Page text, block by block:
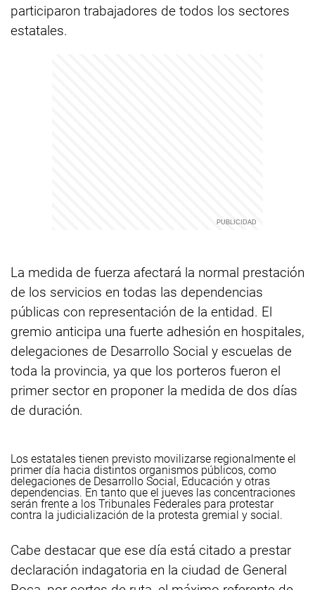
participaron trabajadores de todos los sectores
estatales.
La medida de fuerza afectará la normal prestación
de los servicios en todas las dependencias
públicas con representación de la entidad. El
gremio anticipa una fuerte adhesión en hospitales,
delegaciones de Desarrollo Social y escuelas de
toda la provincia, ya que los porteros fueron el
primer sector en proponer la medida de dos días
de duración.
Los estatales tienen previsto movilizarse regionalmente el
primer día hacia distintos organismos públicos, como
delegaciones de Desarrollo Social, Educación y otras
dependencias. En tanto que el jueves las concentraciones
serán frente a los Tribunales Federales para protestar
contra la judicialización de la protesta gremial y social.
Cabe destacar que ese día está citado a prestar
declaración indagatoria en la ciudad de General